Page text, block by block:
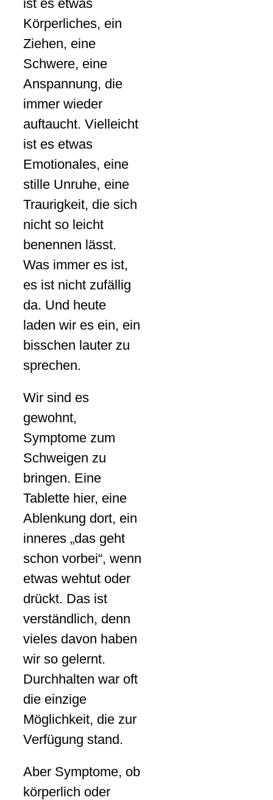
ist es etwas
Körperliches, ein
Ziehen, eine
Schwere, eine
Anspannung, die
immer wieder
auftaucht. Vielleicht
ist es etwas
Emotionales, eine
stille Unruhe, eine
Traurigkeit, die sich
nicht so leicht
benennen lässt.
Was immer es ist,
es ist nicht zufällig
da. Und heute
laden wir es ein, ein
bisschen lauter zu
sprechen.
Wir sind es
gewohnt,
Symptome zum
Schweigen zu
bringen. Eine
Tablette hier, eine
Ablenkung dort, ein
inneres „das geht
schon vorbei“, wenn
etwas wehtut oder
drückt. Das ist
verständlich, denn
vieles davon haben
wir so gelernt.
Durchhalten war oft
die einzige
Möglichkeit, die zur
Verfügung stand.
Aber Symptome, ob
körperlich oder